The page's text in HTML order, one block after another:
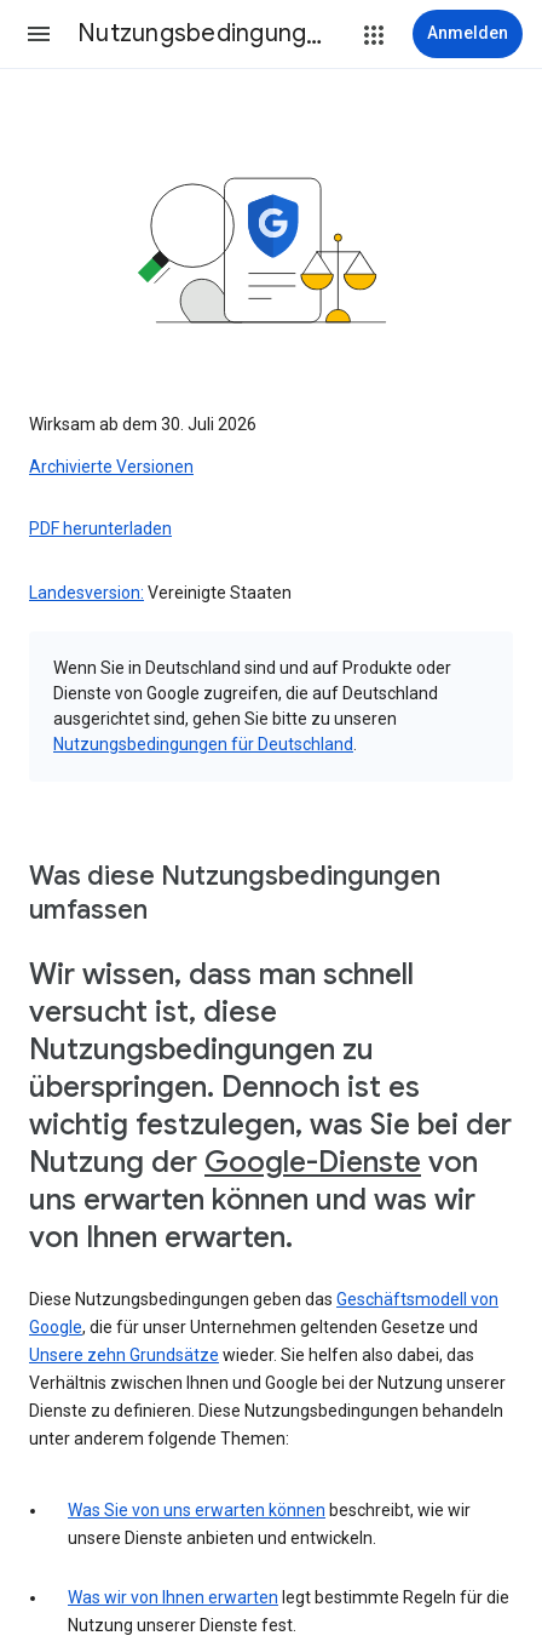
Nutzungsbedingungen Anmelden
Wirksam ab dem 30. Juli 2026
Archivierte Versionen
PDF herunterladen
Landesversion: Vereinigte Staaten
Wenn Sie in Deutschland sind und auf Produkte oder
Dienste von Google zugreifen, die auf Deutschland
ausgerichtet sind, gehen Sie bitte zu unseren
Nutzungsbedingungen für Deutschland
Was diese Nutzungsbedingungen
umfassen
Wir wissen, dass man schnell
versucht ist, diese
Nutzungsbedingungen zu
überspringen. Dennoch ist es
wichtig festzulegen, was Sie bei der
Nutzung der Google-Dienste von
uns erwarten können und was wir
von Ihnen erwarten.
Diese Nutzungsbedingungen geben das Geschäftsmodell von
Google, die für unser Unternehmen geltenden Gesetze und
Unsere zehn Grundsätze wieder. Sie helfen also dabei, das
Verhältnis zwischen Ihnen und Google bei der Nutzung unserer
Dienste zu definieren. Diese Nutzungsbedingungen behandeln
unter anderem folgende Themen:
Was Sie von uns erwarten können beschreibt, wie wir
unsere Dienste anbieten und entwickeln.
Was wir von Ihnen erwarten legt bestimmte Regeln für die
Nutzung unserer Dienste fest.